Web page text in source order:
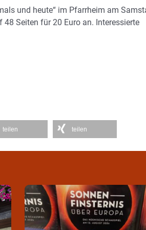
und heute“ im Pfarrheim am
Seiten für 20 Euro an. Interessierte
teilen teilen